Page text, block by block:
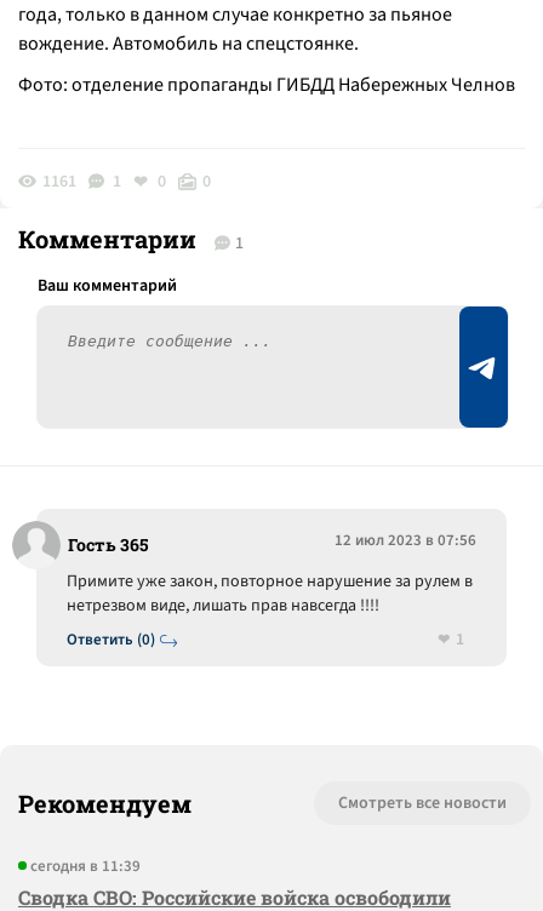
года, только в данном случае конкретно за пьяное
вождение. Автомобиль на спецстоянке.
Фото: отделение пропаганды ГИБДД Набережных Челнов
1161 1 0 0
Комментарии 1
Гость 365 12 июл 2023 в 07:56
Ответить (0)
Примите уже закон, повторное нарушение за рулем в
нетрезвом виде, лишать прав навсегда !!!!
1
Рекомендуем Смотреть все новости
сегодня в 11:39
Сводка СВО: Российские войска освободили